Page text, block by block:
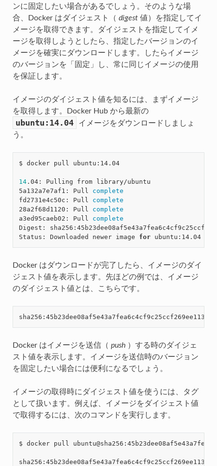
ンに固定したい場合があるでしょう。そのような場
合、Docker はダイジェスト（ digest値）を指定してイ
メージを取得できます。ダイジェストを指定してイメ
ージを取得しようとしたら、指定したバージョンのイ
メージを確実にダウンロードします。したらイメージ
のバージョンを「固定」し、常に同じイメージの使用
を保証します。
イメージのダイジェスト値を知るには、まずイメージ
を取得します。Docker Hub から最新の
ubuntu:14.04
イメージをダウンロードしましょ
う。
$ docker pull ubuntu:14.04
14.04: Pulling from library/ubuntu
5a132a7e7af1: Pull complete
fd2731e4c50c: Pull complete
28a2f68d1120: Pull complete
a3ed95caeb02: Pull complete
Digest:
Status: Downloaded newer image for ubuntu:14.04
Docker はダウンロードが完了したら、イメージのダイ
ジェスト値を表示します。先ほどの例では、イメージ
のダイジェスト値とは、こちらです。
Docker はイメージを送信（ push）する時のダイジェ
スト値を表示します。イメージを送信時のバージョン
を固定したい場合には便利になるでしょう。
イメージの取得時にダイジェスト値を使うには、タグ
として扱います。例えば、イメージをダイジェスト値
で取得するには、次のコマンドを実行します。
$ docker pull